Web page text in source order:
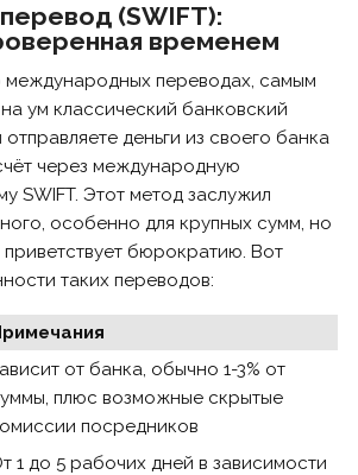
(SWIFT):
временем
международных переводах, самым
ум классический банковский
деньги из своего банка
через международную
SWIFT. Этот метод заслужил
особенно для крупных сумм, но
бюрократию. Вот
таких переводов:
от банка, обычно 1-3% от
плюс возможные скрытые
посредников
1 до 5 рабочих дней в зависимости